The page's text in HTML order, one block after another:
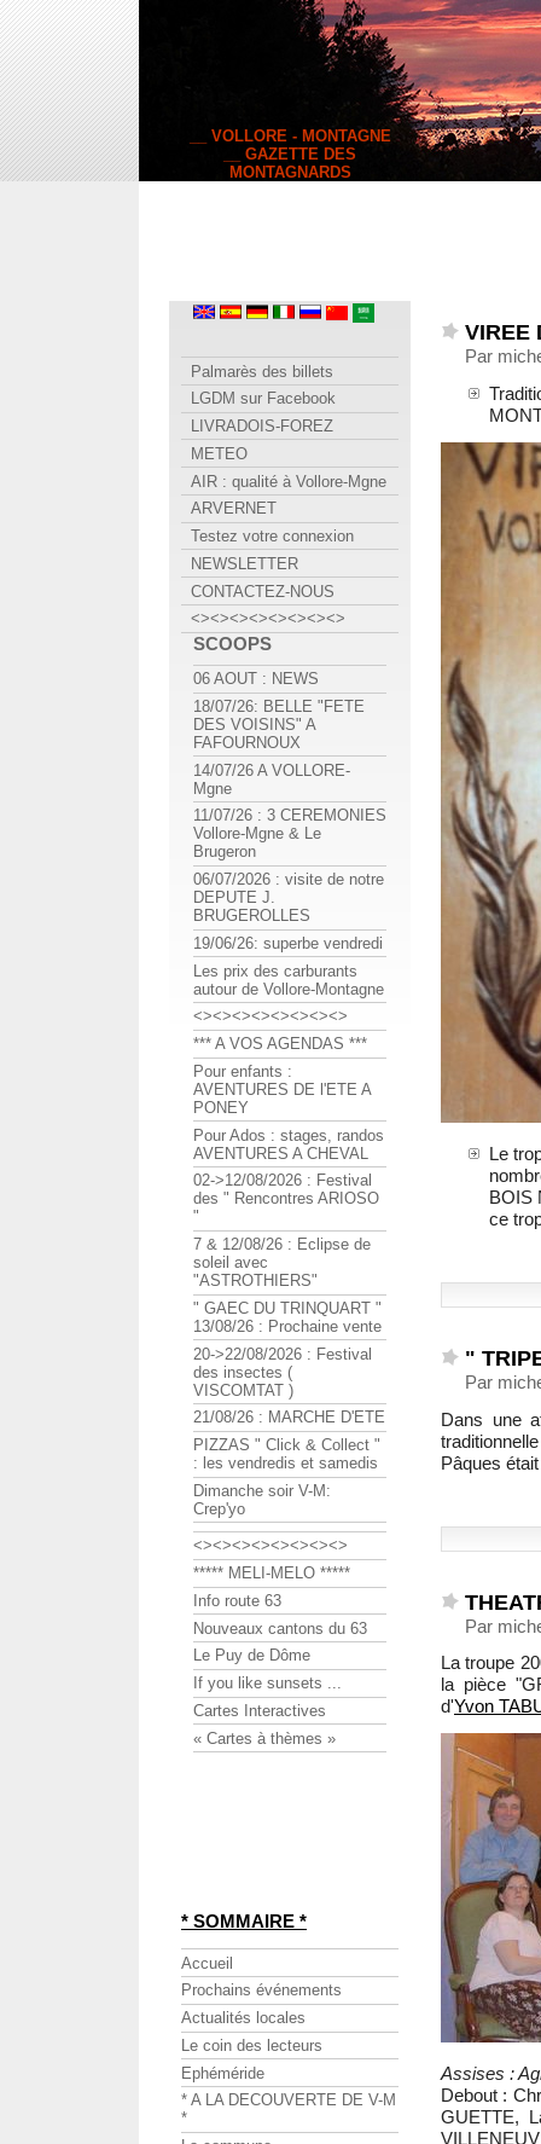
__ VOLLORE - MONTAGNE
__ GAZETTE DES
MONTAGNARDS
VIREE
Par
Le
BOIS
ce
"
Par
Dans une
Pâques
Par
La troupe
la pièce
d'Yvon
Assises :
Debout :
GUETTE,
Palmarès des billets
LGDM sur Facebook
LIVRADOIS-FOREZ
METEO
AIR : qualité à Vollore-Mgne
ARVERNET
Testez votre connexion
NEWSLETTER
CONTACTEZ-NOUS
<><><><><><><><>
SCOOPS
06 AOUT : NEWS
18/07/26: BELLE "FETE
DES VOISINS" A
FAFOURNOUX
14/07/26 A VOLLORE-
Mgne
11/07/26 : 3 CEREMONIES
Vollore-Mgne & Le
Brugeron
06/07/2026 : visite de notre
DEPUTE J.
BRUGEROLLES
19/06/26: superbe vendredi
Les prix des carburants
autour de Vollore-Montagne
<><><><><><><><>
*** A VOS AGENDAS ***
Pour enfants :
AVENTURES DE l'ETE A
PONEY
Pour Ados : stages, randos
AVENTURES A CHEVAL
02->12/08/2026 : Festival
des " Rencontres ARIOSO
"
7 & 12/08/26 : Eclipse de
soleil avec
"ASTROTHIERS"
" GAEC DU TRINQUART "
13/08/26 : Prochaine vente
20->22/08/2026 : Festival
des insectes (
VISCOMTAT )
21/08/26 : MARCHE D'ETE
PIZZAS " Click & Collect "
: les vendredis et samedis
Dimanche soir V-M:
Crep'yo
<><><><><><><><>
***** MELI-MELO *****
Info route 63
Nouveaux cantons du 63
Le Puy de Dôme
If you like sunsets ...
Cartes Interactives
« Cartes à thèmes »
* SOMMAIRE *
Accueil
Prochains événements
Actualités locales
Le coin des lecteurs
Ephéméride
* A LA DECOUVERTE DE V-M
*